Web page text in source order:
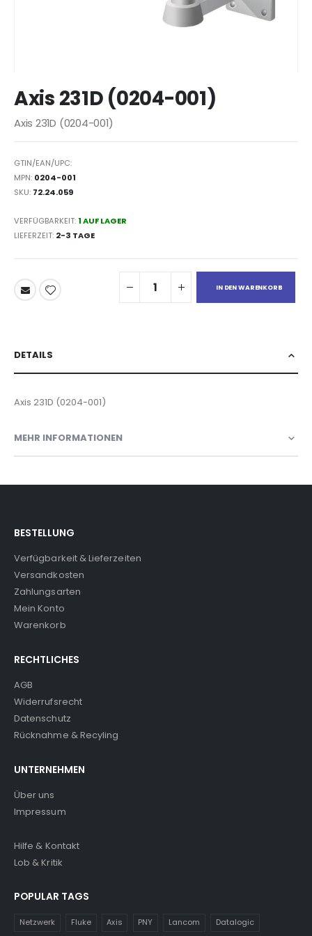
Anfang
der
Bildergalerie
springen
Axis 231D (0204-001)
Axis 231D (0204-001)
GTIN/EAN/UPC:
MPN: 0204-001
SKU: 72.24.059
VERFÜGBARKEIT:1 AUF LAGER
LIEFERZEIT 2-3 TAGE
IN DEN WARENKORB
DETAILS
Axis 231D (0204-001)
MEHR INFORMATIONEN
BESTELLUNG
Verfügbarkeit & Lieferzeiten
Versandkosten
Zahlungsarten
Mein Konto
Warenkorb
RECHTLICHES
AGB
Widerrufsrecht
Datenschutz
Rücknahme & Recyling
UNTERNEHMEN
Über uns
Impressum
Hilfe & Kontakt
Lob & Kritik
POPULAR TAGS
Netzwerk Fluke Axis PNY Lancom Datalogic